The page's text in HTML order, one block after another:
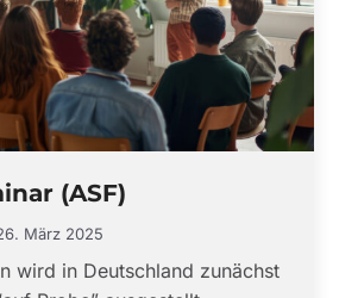
(ASF)
März 2025
wird in Deutschland zunächst